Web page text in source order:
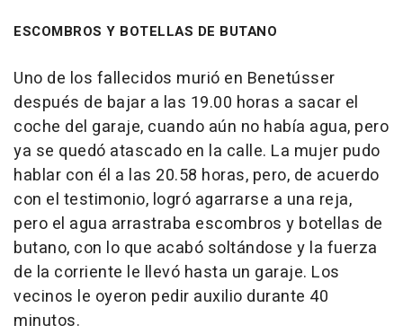
ESCOMBROS Y BOTELLAS DE BUTANO
Uno de los fallecidos murió en Benetússer
después de bajar a las 19.00 horas a sacar el
coche del garaje, cuando aún no había agua, pero
ya se quedó atascado en la calle. La mujer pudo
hablar con él a las 20.58 horas, pero, de acuerdo
con el testimonio, logró agarrarse a una reja,
pero el agua arrastraba escombros y botellas de
butano, con lo que acabó soltándose y la fuerza
de la corriente le llevó hasta un garaje. Los
vecinos le oyeron pedir auxilio durante 40
minutos.